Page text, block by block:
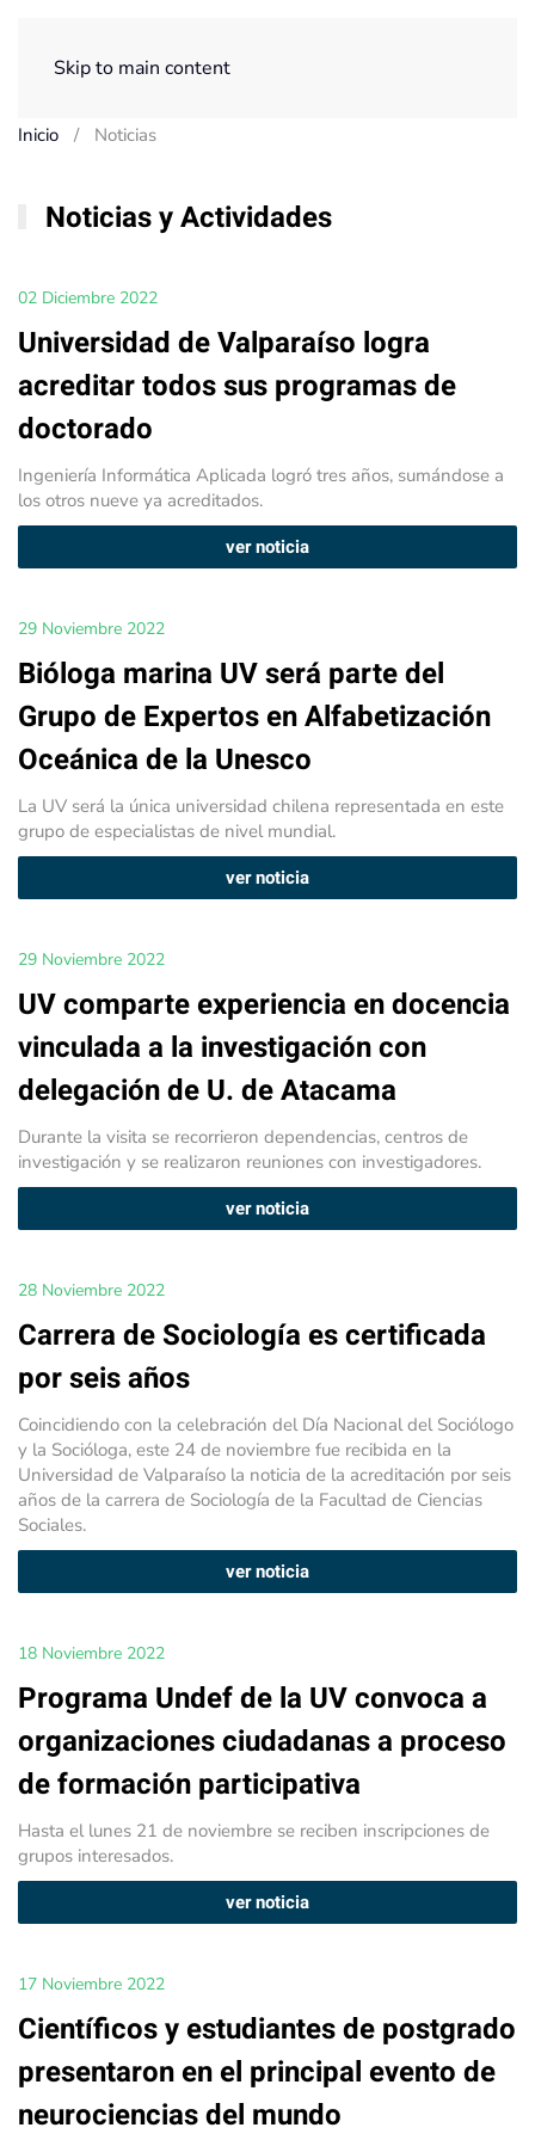
Skip to main content
Inicio Noticias
Noticias y Actividades
02 Diciembre 2022
Universidad de Valparaíso logra
acreditar todos sus programas de
doctorado
Ingeniería Informática Aplicada logró tres años, sumándose a
los otros nueve ya acreditados.
ver noticia
29 Noviembre 2022
Bióloga marina UV será parte del
Grupo de Expertos en Alfabetización
Oceánica de la Unesco
La UV será la única universidad chilena representada en este
grupo de especialistas de nivel mundial.
ver noticia
29 Noviembre 2022
UV comparte experiencia en docencia
vinculada a la investigación con
delegación de U. de Atacama
Durante la visita se recorrieron dependencias, centros de
investigación y se realizaron reuniones con investigadores.
ver noticia
28 Noviembre 2022
Carrera de Sociología es certificada
por seis años
Coincidiendo con la celebración del Día Nacional del Sociólogo
y la Socióloga, este 24 de noviembre fue recibida en la
Universidad de Valparaíso la noticia de la acreditación por seis
años de la carrera de Sociología de la Facultad de Ciencias
Sociales.
ver noticia
18 Noviembre 2022
Programa Undef de la UV convoca a
organizaciones ciudadanas a proceso
de formación participativa
Hasta el lunes 21 de noviembre se reciben inscripciones de
grupos interesados.
ver noticia
17 Noviembre 2022
Científicos y estudiantes de postgrado
presentaron en el principal evento de
neurociencias del mundo